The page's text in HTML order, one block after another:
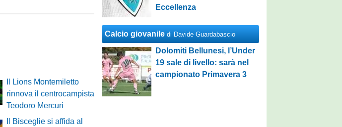
Il Lions Montemiletto
rinnova il centrocampista
Teodoro Mercuri
Il Bisceglie si affida al
Eccellenza
Calcio giovanile di Davide Guardabascio
Dolomiti Bellunesi, l’Under
19 sale di livello: sarà nel
campionato Primavera 3